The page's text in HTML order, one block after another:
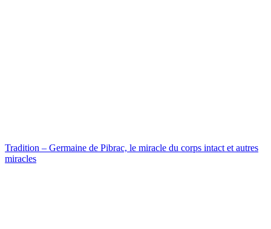
Tradition – Germaine de Pibrac, le miracle du corps intact et autres
miracles